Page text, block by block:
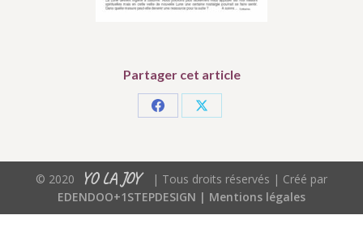
Partager cet article
Partager
Facebook
Partager
X
© 2020
YO LA JOY
| Tous droits réservés | Créé par
EDENDOO+1STEPDESIGN | Mentions légales